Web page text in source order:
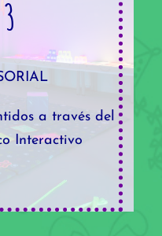
a través del
Interactivo